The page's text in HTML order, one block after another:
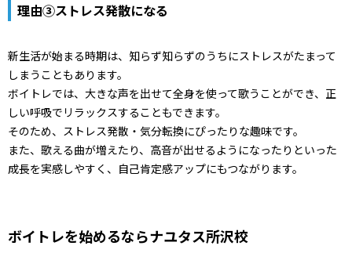
理由③ストレス発散になる
新生活が始まる時期は、知らず知らずのうちにストレスがたまって
しまうこともあります。
ボイトレでは、大きな声を出せて全身を使って歌うことができ、正
しい呼吸でリラックスすることもできます。
そのため、ストレス発散・気分転換にぴったりな趣味です。
また、歌える曲が増えたり、高音が出せるようになったりといった
成長を実感しやすく、自己肯定感アップにもつながります。
ボイトレを始めるならナユタス所沢校